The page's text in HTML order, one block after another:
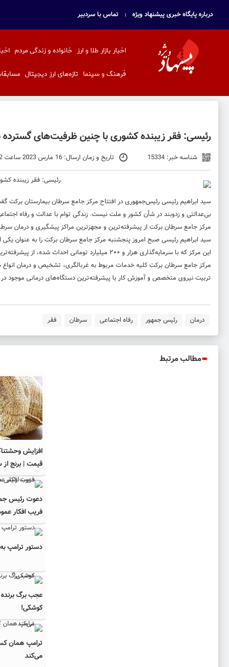
درباره پایگاه خبری پیشنهاد ویژه تماس با سردبیر
اخبار بازار طلا و ارز خانواده و زندگی مردم
فرهنگ و سینما تازه‌های ارز دیجیتال
رئیسی: فقر زیبنده کشوری با چنین ظرفیت‌های
شناسه خبر: 15334 تاریخ و زمان ارسال: 16 مارس 2023 ساعت 11:42
سید ابراهیم رئیسی رئیس‌جمهوری در افتتاح مرکز جامع سرطان بیمارستان
بی‌عدالتی و زد‌وبند در شأن کشور و ملت نیست. زندگی توام با عدالت و رفاه
مرکز جامع سرطان برکت از پیشرفته‌ترین و مجهزترین مراکز پیشگیری و درمان
سید ابراهیم رئیسی صبح امروز پنجشنبه مرکز جامع سرطان برکت را به عنوان
این مرکز که با سرمایه‌گذاری هزار و ۲۰۰ میلیارد تومانی احداث شده، از پیشرفته‌ترین و مجهزترین مراکز پیشگیری و درمان سرطان تیپ ۳ در سطح منطقه است.
مرکز جامع سرطان برکت کلیه خدمات مربوط به غربالگری، تشخیص و درمان انواع
تربیت نیروی متخصص و آموزش کار با پیشرفته‌ترین دستگاه‌های درمانی موجود
درمان رئیس جمهور رفاه اجتماعی سرطان فقر
مطالب مرتبط
افزایش
قیمت | برنج
دعوت رئیس
فریب افکار
دستور ترامپ به
عجب برگ
کوشکی!
ترامپ همان‌
می‌کند